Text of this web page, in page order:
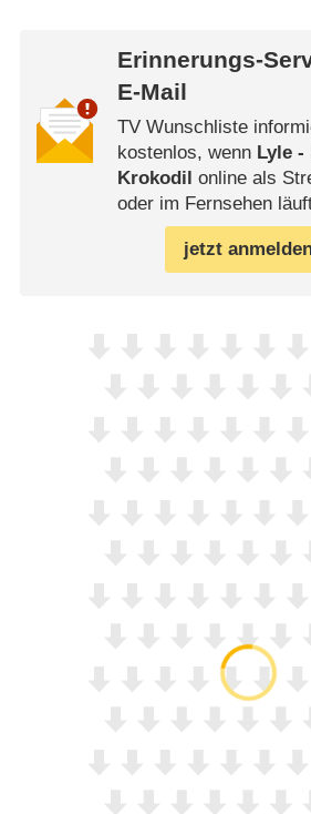
Erinnerungs-
E-Mail
TV Wunschliste
kostenlos, wenn Lyle
Krokodil online als
oder im Fernsehen
jetzt